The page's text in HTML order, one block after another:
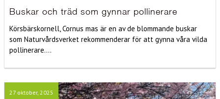
Buskar och träd som gynnar pollinerare
Körsbärskornell, Cornus mas är en av de blommande buskar
som Naturvårdsverket rekommenderar för att gynna våra vilda
pollinerare....
27 oktober, 2025